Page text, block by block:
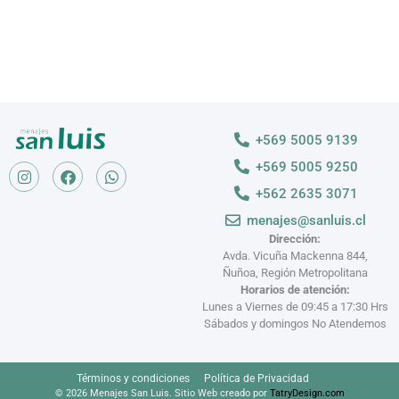
Dirección:
Avda. Vicuña Mackenna 844,
Ñuñoa, Región Metropolitana
Horarios de atención:
Lunes a Viernes de 09:45 a 17:30 Hrs
Sábados y domingos No Atendemos
+569 5005 9139
+569 5005 9250
+562 2635 3071
menajes@sanluis.cl
Términos y condiciones Política de Privacidad
© 2026 Menajes San Luis. Sitio Web creado por TatryDesign.com